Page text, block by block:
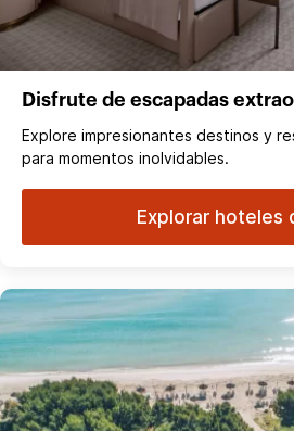
Disfrute de escapadas
Explore impresionantes destinos y
para momentos inolvidables.
Explorar hoteles